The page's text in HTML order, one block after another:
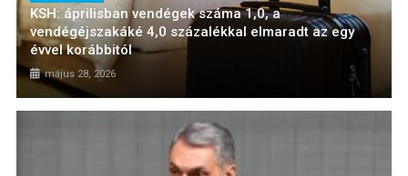
KSH: áprilisban vendégek száma 1,0, a
vendégéjszakáké 4,0 százalékkal elmaradt az egy
évvel korábbitól
május 28, 2026